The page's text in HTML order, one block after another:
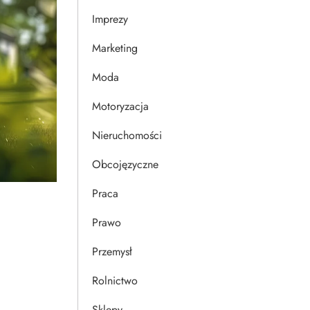
Imprezy
Marketing
Moda
Motoryzacja
Nieruchomości
Obcojęzyczne
Praca
Prawo
Przemysł
Rolnictwo